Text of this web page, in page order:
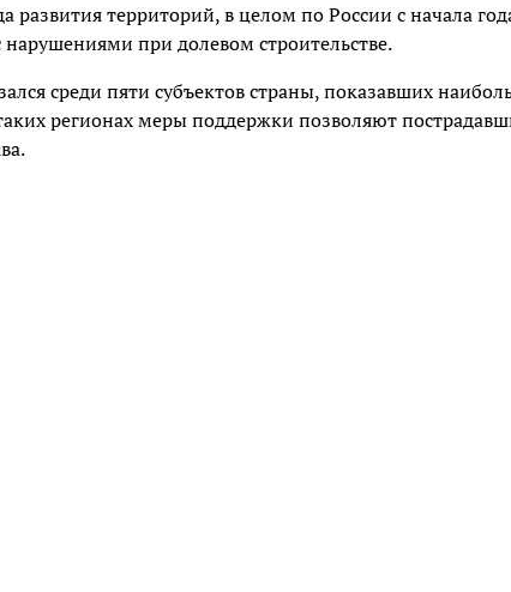
территорий, в целом по России с начала
нарушениями при долевом строительстве.
среди пяти субъектов страны, показавших
регионах меры поддержки позволяют